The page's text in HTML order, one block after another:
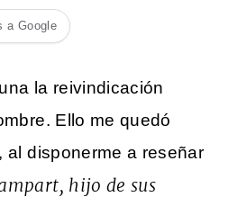
a Google
la reivindicación
Ello me quedó
al disponerme a reseñar
hijo de sus